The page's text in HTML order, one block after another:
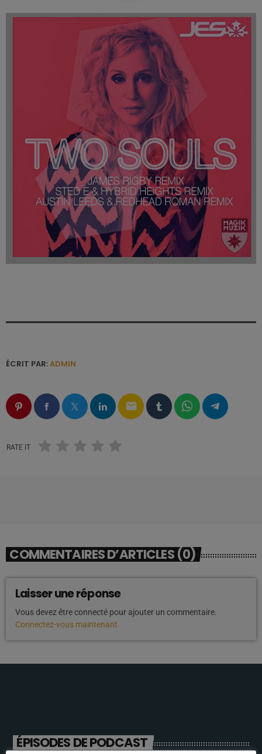
ÉCRIT PAR:ADMIN
email
RATE IT
COMMENTAIRES D’ARTICLES (0)
Laisser une réponse
Vous devez être connecté pour ajouter un commentaire.
Connectez-vous maintenant
ÉPISODES DE PODCAST